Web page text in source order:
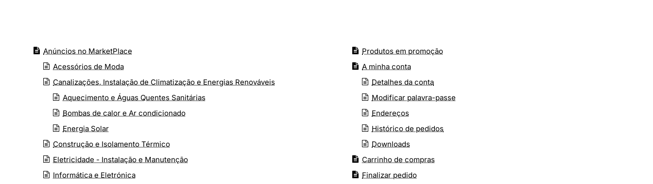
Anúncios no MarketPlace
Acessórios de Moda
Canalizações, Instalação de Climatização e Energias Renováveis
Aquecimento e Águas Quentes Sanitárias
Bombas de calor e Ar condicionado
Energia Solar
Construção e Isolamento Térmico
Eletricidade - Instalação e Manutenção
Informática e Eletrónica
Produtos em promoção
A minha conta
Detalhes da conta
Modificar palavra-passe
Endereços
Histórico de pedidos
Downloads
Carrinho de compras
Finalizar pedido